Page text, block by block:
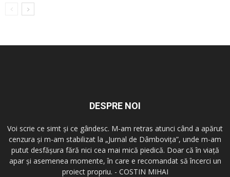
DESPRE NOI
Voi scrie ce simt şi ce gândesc. M-am retras atunci când a apărut
cenzura şi m-am stabilizat la „Jurnal de Dâmboviţa”, unde m-am
putut desfăşura fără nici cea mai mică piedică. Doar că în viaţă
apar şi asemenea momente, în care e recomandat să încerci un
proiect propriu. - COSTIN MIHAI